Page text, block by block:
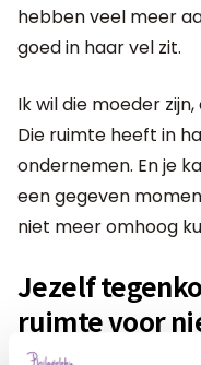
hebben veel meer
goed in haar vel zit.
Ik wil die moeder
Die ruimte heeft in
ondernemen. En je
een gegeven
niet meer omhoog
Jezelf
ruimte voor